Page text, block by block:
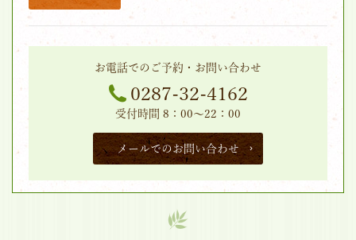
お電話でのご予約・お問い合わせ
0287-32-4162
受付時間 8：00～22：00
メールでのお問い合わせ